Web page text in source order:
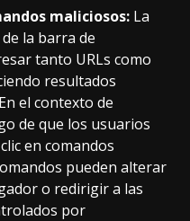
maliciosos: La
la barra de
tanto URLs como
resultados
el contexto de
de que los usuarios
en comandos
pueden alterar
o redirigir a las
por